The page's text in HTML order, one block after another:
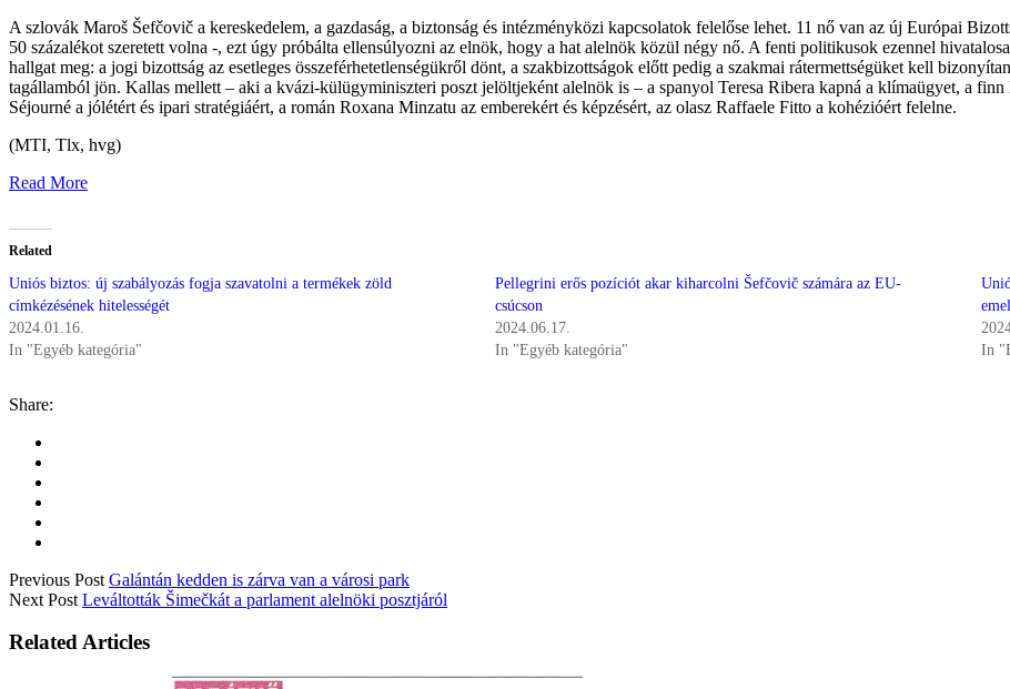
A szlovák Maroš Šefčovič a kereskedelem, a gazdaság, a biztonság és intézményközi kapcsolatok felelőse lehet. 11 nő van az új Európai
50 százalékot szeretett volna -, ezt úgy próbálta ellensúlyozni az elnök, hogy a hat alelnök közül négy nő. A fenti politikusok ezennel
hallgat meg: a jogi bizottság az esetleges összeférhetetlenségükről dönt, a szakbizottságok előtt pedig a szakmai rátermettségüket kell
tagállamból jön. Kallas mellett – aki a kvázi-külügyminiszteri poszt jelöltjeként alelnök is – a spanyol Teresa Ribera kapná a klímaügyet, a
Séjourné a jólétért és ipari stratégiáért, a román Roxana Minzatu az emberekért és képzésért, az olasz Raffaele Fitto a kohézióért felelne.
(MTI, Tlx, hvg)
Read More
Related
Uniós biztos: új szabályozás fogja szavatolni a termékek zöld
címkézésének hitelességét
2024.01.16.
In "Egyéb kategória"
Pellegrini erős pozíciót akar kiharcolni Šefčovič számára az EU-
csúcson
2024.06.17.
In "Egyéb kategória"
In
Share:
Previous Post Galántán kedden is zárva van a városi park
Next Post Leváltották Šimečkát a parlament alelnöki posztjáról
Related Articles